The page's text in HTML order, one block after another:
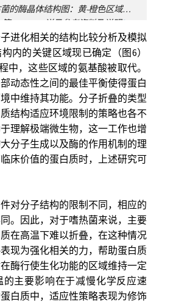
图6. 超级嗜热古菌的酶晶体结构图：黄-橙色区域对应酶执行功能所必需的动态区。蓝色区域表示稳定分子体系所需的刚性区域。
等，2010，详见参考资料及说明[14]
化相关的结构比较分析及模拟
内的关键区域现已确定（图6）
中，这些区域的氨基酸被取代。
动态性之间的最佳平衡使得蛋白
中维持其功能。分子折叠的类型
结构适应环境限制的策略也各不
理解极端微生物，这一工作也增
分子生成以及酶的作用机制的理
床价值的蛋白质时，上述研究可
分子结构的限制不同，相应的
。因此，对于嗜热菌来说，主要
在高温下难以折叠，在这种情况
现为强化相关的力，帮助蛋白质
酶行使生化功能的区域维持一定
的主要影响在于减慢化学反应速
白质中，适应性策略表现为修饰